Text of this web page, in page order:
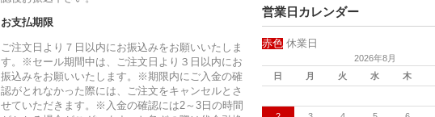
お支払期限
ご注文日より７日以内にお振込みをお願いいたしま
す。※セール期間中は、ご注文日より３日以内にお
振込みをお願いいたします。※期限内にご入金の確
認がとれなかった際には、ご注文をキャンセルとさ
せていただきます。※入金の確認には2～3日の時間
営業日カレンダー
赤色休業日
2026年8月
日
月 火 水 木